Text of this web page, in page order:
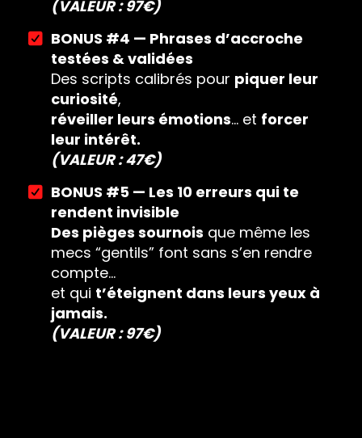
(VALEUR : 97€)
BONUS #4 — Phrases d’accroche
testées & validées
Des scripts calibrés pour piquer leur
curiosité,
réveiller leurs émotions… et forcer
leur intérêt.
(VALEUR : 47€)
BONUS #5 — Les 10 erreurs qui te
rendent invisible
Des pièges sournois que même les
mecs “gentils” font sans s’en rendre
compte…
et qui t’éteignent dans leurs yeux à
jamais.
(VALEUR : 97€)